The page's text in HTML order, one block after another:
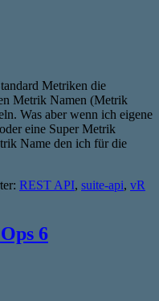
Metriken die
Metrik Namen (Metrik
Was aber wenn ich eigene
eine Super Metrik
Name den ich für die
REST API, suite-api, vR
6